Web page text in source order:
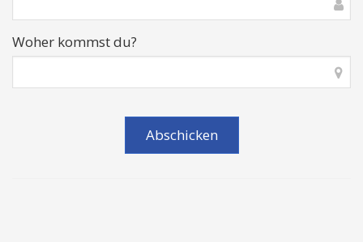
Woher kommst du?